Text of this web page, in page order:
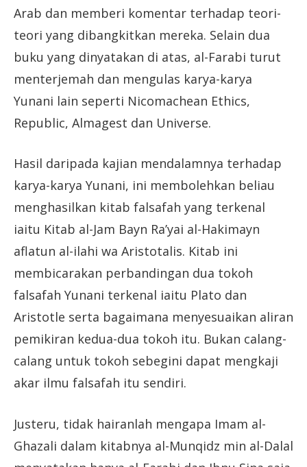
Arab dan memberi komentar terhadap teori-
teori yang dibangkitkan mereka. Selain dua
buku yang dinyatakan di atas, al-Farabi turut
menterjemah dan mengulas karya-karya
Yunani lain seperti Nicomachean Ethics,
Republic, Almagest dan Universe.
Hasil daripada kajian mendalamnya terhadap
karya-karya Yunani, ini membolehkan beliau
menghasilkan kitab falsafah yang terkenal
iaitu Kitab al-Jam Bayn Ra’yai al-Hakimayn
aflatun al-ilahi wa Aristotalis. Kitab ini
membicarakan perbandingan dua tokoh
falsafah Yunani terkenal iaitu Plato dan
Aristotle serta bagaimana menyesuaikan aliran
pemikiran kedua-dua tokoh itu. Bukan calang-
calang untuk tokoh sebegini dapat mengkaji
akar ilmu falsafah itu sendiri.
Justeru, tidak hairanlah mengapa Imam al-
Ghazali dalam kitabnya al-Munqidz min al-Dalal